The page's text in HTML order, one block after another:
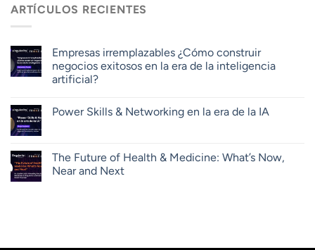
ARTÍCULOS RECIENTES
Empresas irremplazables ¿Cómo construir
negocios exitosos en la era de la inteligencia
artificial?
Power Skills & Networking en la era de la IA
The Future of Health & Medicine: What’s Now,
Near and Next